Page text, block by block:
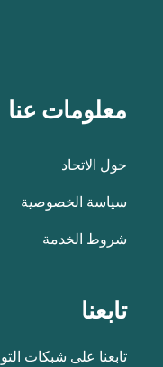
معلومات عنا
حول الاتحاد
سياسة الخصوصية
شروط الخدمة
تابعنا
تابعنا على شبكات